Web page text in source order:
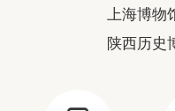
上海博物
陕西历史